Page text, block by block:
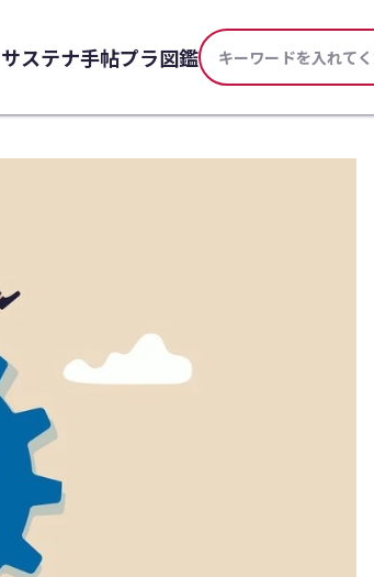
サステナ手帖プラ図鑑